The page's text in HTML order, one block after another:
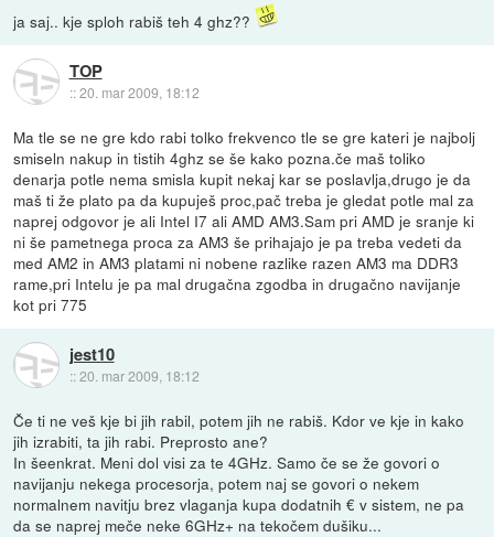
ja saj.. kje sploh rabiš teh 4 ghz??
TOP
::20. mar 2009, 18:12
Ma tle se ne gre kdo rabi tolko frekvenco tle se gre kateri je najbolj
smiseln nakup in tistih 4ghz se še kako pozna.če maš toliko
denarja potle nema smisla kupit nekaj kar se poslavlja,drugo je da
maš ti že plato pa da kupuješ proc,pač treba je gledat potle mal za
naprej odgovor je ali Intel I7 ali AMD AM3.Sam pri AMD je sranje ki
ni še pametnega proca za AM3 še prihajajo je pa treba vedeti da
med AM2 in AM3 platami ni nobene razlike razen AM3 ma DDR3
rame,pri Intelu je pa mal drugačna zgodba in drugačno navijanje
kot pri 775
jest10
::20. mar 2009, 18:12
Če ti ne veš kje bi jih rabil, potem jih ne rabiš. Kdor ve kje in kako
jih izrabiti, ta jih rabi. Preprosto ane?
In šeenkrat. Meni dol visi za te 4GHz. Samo če se že govori o
navijanju nekega procesorja, potem naj se govori o nekem
normalnem navitju brez vlaganja kupa dodatnih € v sistem, ne pa
da se naprej meče neke 6GHz+ na tekočem dušiku...